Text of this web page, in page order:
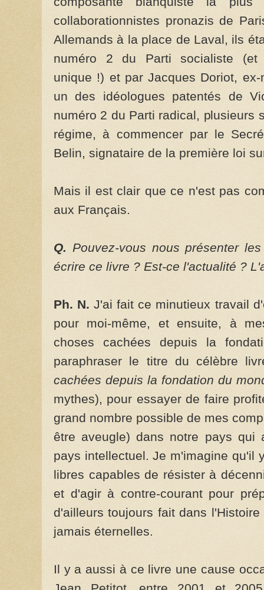
collaborationnistes pronazis de
Allemands à la place de Laval, ils
numéro 2 du Parti socialiste (et
unique !) et par Jacques Doriot,
un des idéologues patentés de
numéro 2 du Parti radical, plusieurs
régime, à commencer par le
Belin, signataire de la première loi
Mais il est clair que ce n'est pas
aux Français.
Q. Pouvez-vous nous présenter
écrire ce livre ? Est-ce l'actualité ?
Ph. N.J'ai fait ce minutieux travail
pour moi-même, et ensuite, à
choses cachées depuis la
paraphraser le titre du célèbre
cachées depuis la fondation du
mythes), pour essayer de faire
grand nombre possible de mes
être aveugle) dans notre pays
pays intellectuel. Je m'imagine qu'il
libres capables de résister à
et d'agir à contre-courant pour
d'ailleurs toujours fait dans
jamais éternelles.
Il y a aussi à ce livre une cause